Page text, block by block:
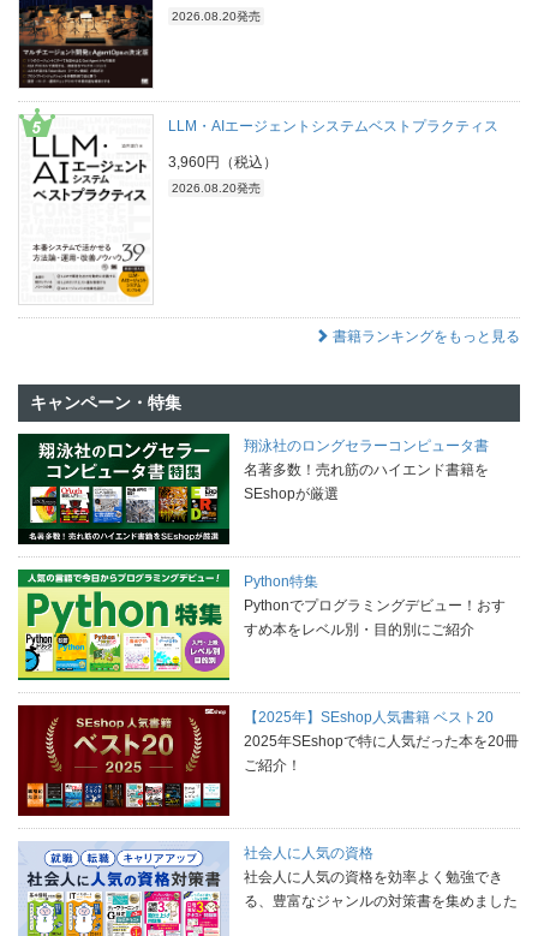
2026.08.20発売
LLM・AIエージェントシステムベストプラクティス
3,960円（税込）
2026.08.20発売
書籍ランキングをもっと見る
キャンペーン・特集
翔泳社のロングセラーコンピュータ書
名著多数！売れ筋のハイエンド書籍を
SEshopが厳選
Python特集
Pythonでプログラミングデビュー！おす
すめ本をレベル別・目的別にご紹介
【2025年】SEshop人気書籍 ベスト20
2025年SEshopで特に人気だった本を20冊
ご紹介！
社会人に人気の資格
社会人に人気の資格を効率よく勉強でき
る、豊富なジャンルの対策書を集めました